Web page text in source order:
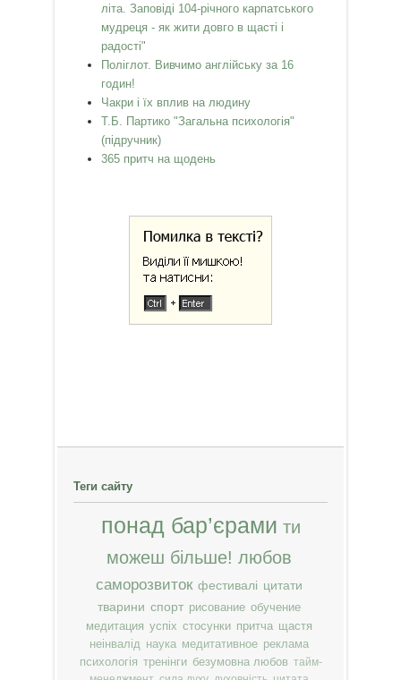
літа. Заповіді 104-річного карпатського
мудреця - як жити довго в щасті і
радості"
Поліглот. Вивчимо англійську за 16
годин!
Чакри і їх вплив на людину
Т.Б. Партико "Загальна психологія"
(підручник)
365 притч на щодень
Теги сайту
понад бар’єрами ти
можеш більше! любов
саморозвиток фестивалі цитати
тварини спорт рисование обучение
медитация успіх стосунки притча щастя
неінвалід наука медитативное реклама
психологія тренінги безумовна любов тайм-